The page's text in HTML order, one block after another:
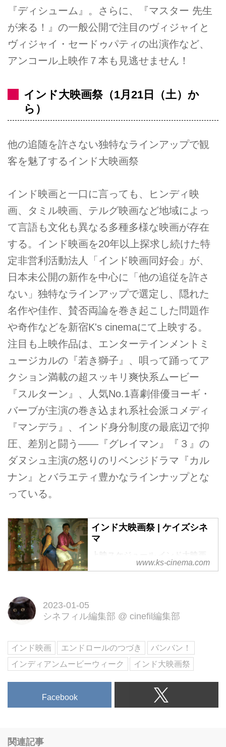
『ディシューム』。さらに、『マスター 先生
が来る！』の一般公開で注目のヴィジャイと
ヴィジャイ・セードゥパティの出演作など、
アンコール上映作７本も見逃せません！
インド大映画祭（1月21日（土）か
ら）
他の追随を許さない独特なラインアップで観
客を魅了するインド大映画祭
インド映画と一口に言っても、ヒンディ映
画、タミル映画、テルグ映画など地域によっ
て言語も文化も異なる多種多様な映画が存在
する。インド映画を20年以上探求し続けた特
定非営利活動法人「インド映画同好会」が、
日本未公開の新作を中心に「他の追従を許さ
ない」独特なラインアップで選定し、隠れた
名作や佳作、賛否両論を巻き起こした問題作
や奇作などを新宿K's cinemaにて上映する。
注目も上映作品は、エンターテインメントミ
ュージカルの『若き獅子』、唄って踊ってア
クション満載の超スッキリ爽快系ムービー
『スルターン』、人気No.1喜劇俳優ヨーギ・
バーブが主演の巻き込まれ系社会派コメディ
『マンデラ』、インド身分制度の最底辺で抑
圧、差別と闘う――『グレイマン』『３』の
ダヌシュ主演の怒りのリベンジドラマ『カル
ナン』とバラエティ豊かなラインナップとな
っている。
インド大映画祭 | ケイズシネ
マ
上映スケジュール インド大映画
祭とは 他の追随を許さない独特
www.ks-cinema.com
2023-01-05
シネフィル編集部 @ cinefil編集部
インド映画 エンドロールのつづき
バンバン！
インディアンムービーウィーク
インド大映画祭
Facebook
関連記事